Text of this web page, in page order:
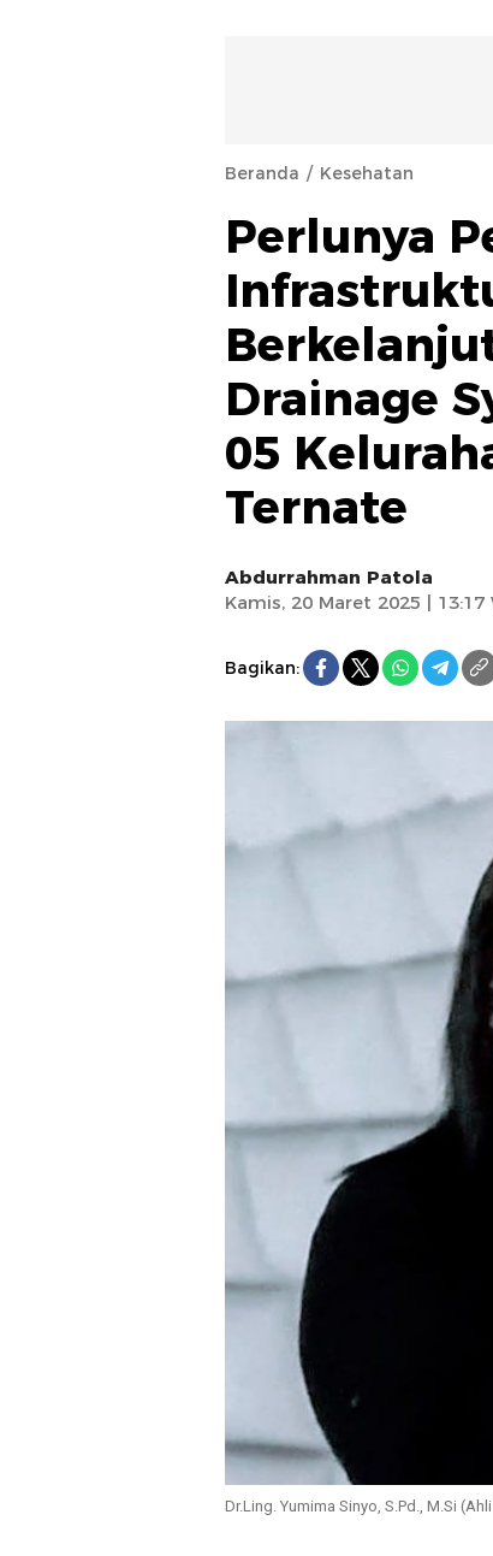
Beranda Kesehatan
Perlunya
Drainage
05
Ternate
Abdurrahman Patola
Kamis, 20 Maret 2025 | 13:17
Bagikan:
Dr.Ling. Yumima Sinyo, S.Pd., M.Si